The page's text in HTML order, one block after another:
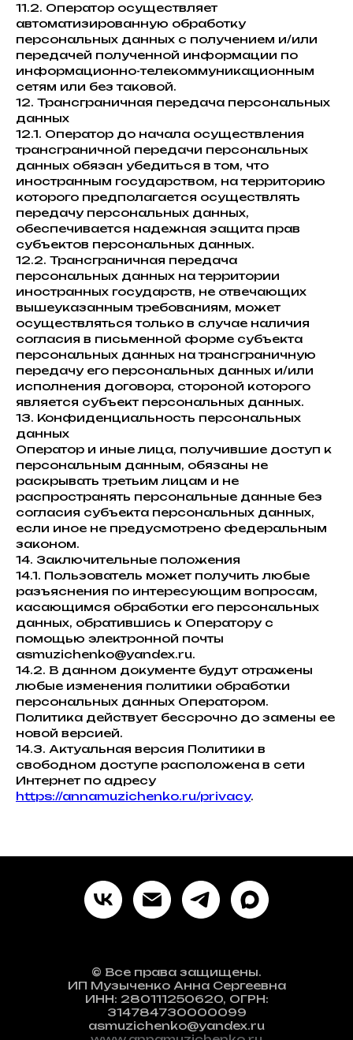
11.2. Оператор осуществляет
автоматизированную обработку
персональных данных с получением и/или
передачей полученной информации по
информационно-телекоммуникационным
сетям или без таковой.
12. Трансграничная передача персональных
данных
12.1. Оператор до начала осуществления
трансграничной передачи персональных
данных обязан убедиться в том, что
иностранным государством, на территорию
которого предполагается осуществлять
передачу персональных данных,
обеспечивается надежная защита прав
субъектов персональных данных.
12.2. Трансграничная передача
персональных данных на территории
иностранных государств, не отвечающих
вышеуказанным требованиям, может
осуществляться только в случае наличия
согласия в письменной форме субъекта
персональных данных на трансграничную
передачу его персональных данных и/или
исполнения договора, стороной которого
является субъект персональных данных.
13. Конфиденциальность персональных
данных
Оператор и иные лица, получившие доступ к
персональным данным, обязаны не
раскрывать третьим лицам и не
распространять персональные данные без
согласия субъекта персональных данных,
если иное не предусмотрено федеральным
законом.
14. Заключительные положения
14.1. Пользователь может получить любые
разъяснения по интересующим вопросам,
касающимся обработки его персональных
данных, обратившись к Оператору с
помощью электронной почты
asmuzichenko@yandex.ru.
14.2. В данном документе будут отражены
любые изменения политики обработки
персональных данных Оператором.
Политика действует бессрочно до замены ее
новой версией.
14.3. Актуальная версия Политики в
свободном доступе расположена в сети
Интернет по адресу
https://annamuzichenko.ru/privacy.
© Все права защищены.
ИП Музыченко Анна Сергеевна
ИНН: 280111250620, ОГРН:
314784730000099
asmuzichenko@yandex.ru